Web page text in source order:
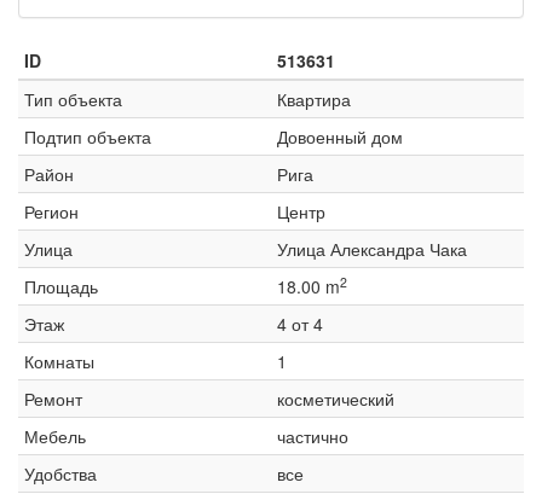
ID
513631
Тип объекта
Квартира
Подтип объекта
Довоенный дом
Район
Рига
Регион
Центр
Улица
Улица Александра Чака
Площадь
18.00 m2
Этаж
4 от 4
Комнаты
1
Ремонт
косметический
Мебель
частично
Удобства
все